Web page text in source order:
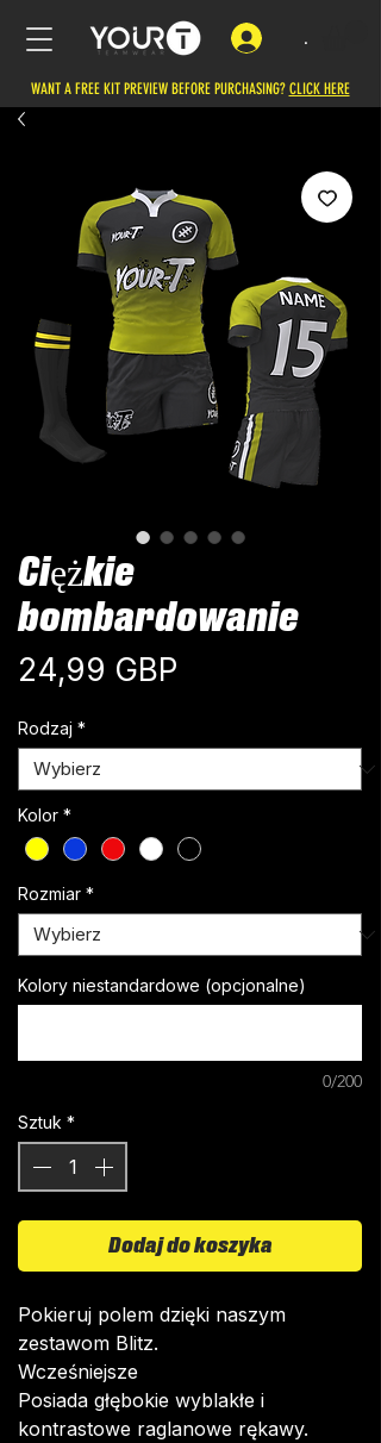
.
WANT A FREE KIT PREVIEW BEFORE PURCHASING? CLICK HERE
Ciężkie
bombardowanie
24,99 GBP
Rodzaj *
Kolor *
Rozmiar *
Kolory niestandardowe (opcjonalne)
0/200
Sztuk *
Dodaj do koszyka
Pokieruj polem dzięki naszym
zestawom Blitz.
Wcześniejsze
Posiada głębokie wyblakłe i
kontrastowe raglanowe rękawy.